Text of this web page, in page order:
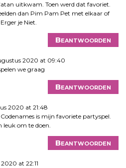
uitkwam. Toen werd dat favoriet.
dan Pim Pam Pet met elkaar of
je Niet.
Beantwoorden
2020 at 09:40
we graag
Beantwoorden
2020 at 21:48
is mijn favoriete partyspel.
leuk om te doen.
Beantwoorden
at 22:11